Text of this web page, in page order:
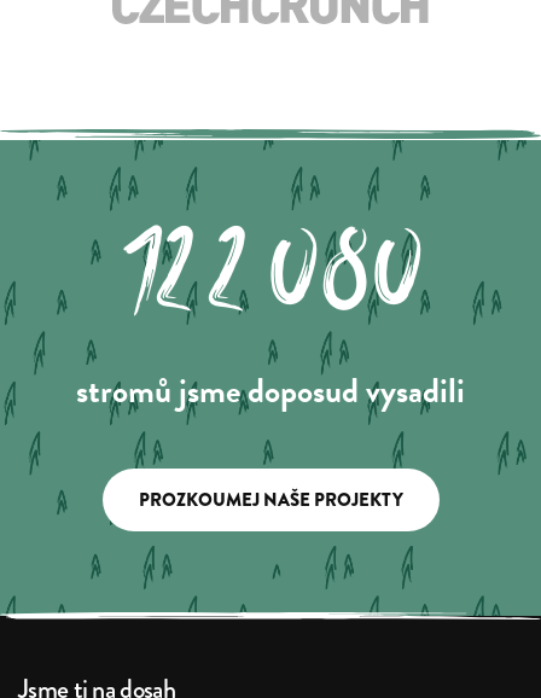
122.080
stromů jsme doposud vysadili
PROZKOUMEJ NAŠE PROJEKTY
Jsme ti na dosah